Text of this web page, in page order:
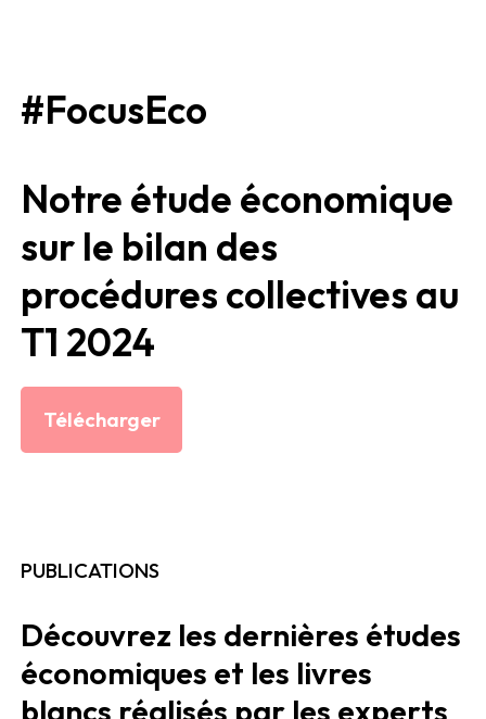
#FocusEco
Notre étude économique
sur le bilan des
procédures collectives au
T1 2024
Télécharger
PUBLICATIONS
Découvrez les dernières études
économiques et les livres
blancs réalisés par les experts